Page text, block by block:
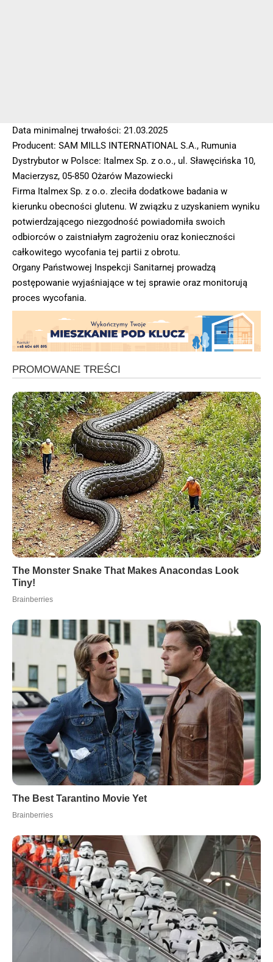
Data minimalnej trwałości: 21.03.2025
Producent: SAM MILLS INTERNATIONAL S.A., Rumunia
Dystrybutor w Polsce: Italmex Sp. z o.o., ul. Sławęcińska 10,
Macierzysz, 05-850 Ożarów Mazowiecki
Firma Italmex Sp. z o.o. zleciła dodatkowe badania w
kierunku obecności glutenu. W związku z uzyskaniem wyniku
potwierdzającego niezgodność powiadomiła swoich
odbiorców o zaistniałym zagrożeniu oraz konieczności
całkowitego wycofania tej partii z obrotu.
Organy Państwowej Inspekcji Sanitarnej prowadzą
postępowanie wyjaśniające w tej sprawie oraz monitorują
proces wycofania.